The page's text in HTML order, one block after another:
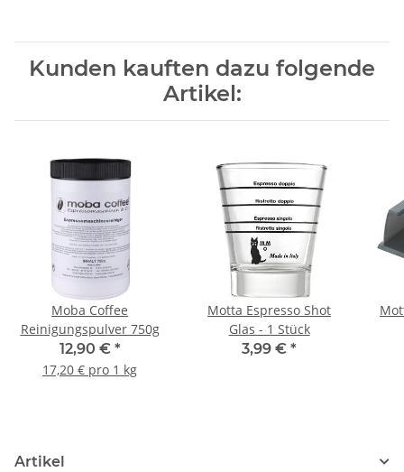
Kunden kauften dazu folgende
Artikel:
Moba Coffee
Reinigungspulver 750g
12,90 € *
17,20 € pro 1 kg
Motta Espresso Shot
Glas - 1 Stück
3,99 € *
Artikel